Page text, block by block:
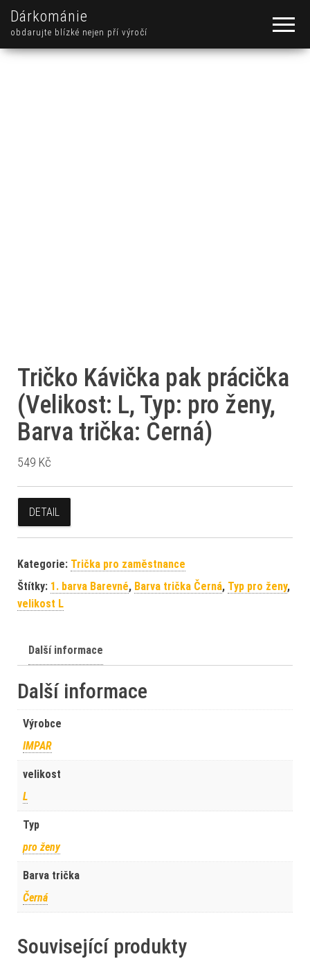
Dárkománie
obdarujte blízké nejen pří výročí
Tričko Kávička pak prácička
(Velikost: L, Typ: pro ženy,
Barva trička: Černá)
549 Kč
DETAIL
Kategorie: Trička pro zaměstnance
Štítky: 1. barva Barevné, Barva trička Černá, Typ pro ženy,
velikost L
Další informace
Další informace
Výrobce
IMPAR
velikost
L
Typ
pro ženy
Barva trička
Černá
Související produkty